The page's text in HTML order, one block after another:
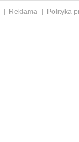
Reklama
Polityka